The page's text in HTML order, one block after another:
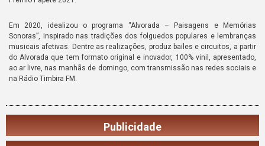
Em 2020, idealizou o programa “Alvorada – Paisagens e Memórias
Sonoras”, inspirado nas tradições dos folguedos populares e lembranças
musicais afetivas. Dentre as realizações, produz bailes e circuitos, a partir
do Alvorada que tem formato original e inovador, 100% vinil, apresentado,
ao ar livre, nas manhãs de domingo, com transmissão nas redes sociais e
na Rádio Timbira FM.
Publicidade